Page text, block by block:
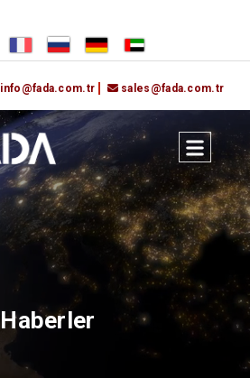
info@fada.com.tr sales@fada.com.tr
Haberler